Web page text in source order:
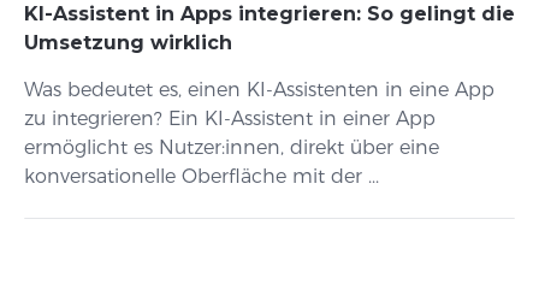
KI-Assistent in Apps integrieren: So gelingt die
Umsetzung wirklich
Was bedeutet es, einen KI-Assistenten in eine App
zu integrieren? Ein KI-Assistent in einer App
ermöglicht es Nutzer:innen, direkt über eine
konversationelle Oberfläche mit der ...